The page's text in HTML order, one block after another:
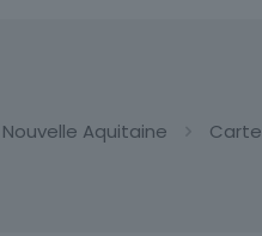
Nouvelle Aquitaine